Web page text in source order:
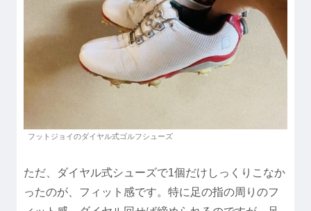
フットジョイのダイヤル式ゴルフシューズ
ただ、ダイヤル式シューズで1個だけしっくりこなか
ったのが、フィット感です。特に足の指の周りのフ